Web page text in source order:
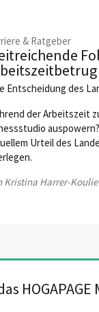
& Ratgeber
Entscheidung des
der Arbeitszeit
Urteil des
Kristina Harrer-